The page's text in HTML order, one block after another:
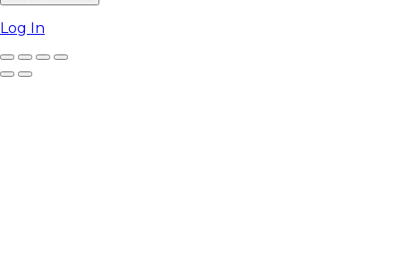
Log In